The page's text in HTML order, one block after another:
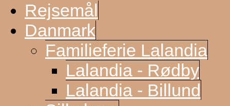
Rejsemål
Danmark
Familieferie Lalandia
Lalandia - Rødby
Lalandia - Billund